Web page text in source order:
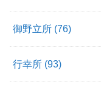
御野立所 (76)
行幸所 (93)